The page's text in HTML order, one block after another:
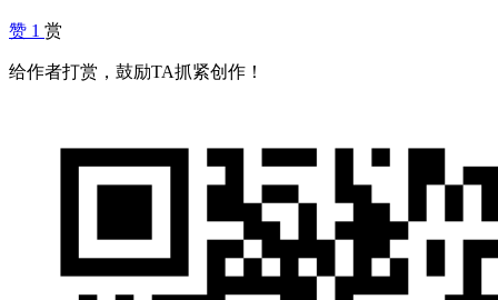
赞 1 赏
给作者打赏，鼓励TA抓紧创作！